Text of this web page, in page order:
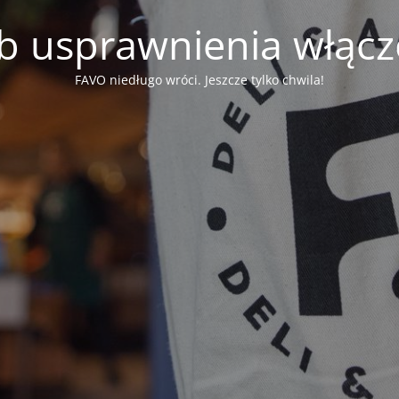
usprawnienia
FAVO niedługo wróci. Jeszcze tylko chwila!